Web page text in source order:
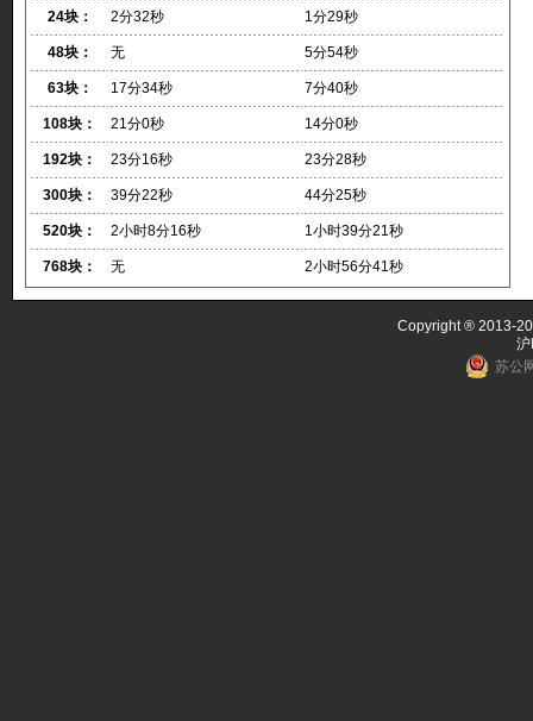
24块： 2分32秒 1分29秒
48块： 无 5分54秒
63块： 17分34秒 7分40秒
108块： 21分0秒 14分0秒
192块： 23分16秒 23分28秒
300块： 39分22秒 44分25秒
520块： 2小时8分16秒 1小时39分21秒
768块： 无 2小时56分41秒
Copyright ® 2013-
苏公